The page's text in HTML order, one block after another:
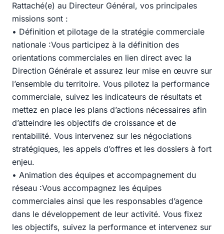
Rattaché(e) au Directeur Général, vos principales
missions sont :
• Définition et pilotage de la stratégie commerciale
nationale :Vous participez à la définition des
orientations commerciales en lien direct avec la
Direction Générale et assurez leur mise en œuvre sur
l’ensemble du territoire. Vous pilotez la performance
commerciale, suivez les indicateurs de résultats et
mettez en place les plans d’actions nécessaires afin
d’atteindre les objectifs de croissance et de
rentabilité. Vous intervenez sur les négociations
stratégiques, les appels d’offres et les dossiers à fort
enjeu.
• Animation des équipes et accompagnement du
réseau :Vous accompagnez les équipes
commerciales ainsi que les responsables d’agence
dans le développement de leur activité. Vous fixez
les objectifs, suivez la performance et intervenez sur